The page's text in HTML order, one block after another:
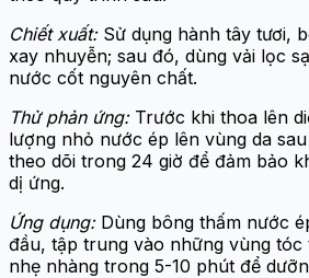
Chiết xuất: Sử dụng hành tây tươi,
xay nhuyễn; sau đó, dùng vải lọc
nước cốt nguyên chất.
Thử phản ứng: Trước khi thoa lên
lượng nhỏ nước ép lên vùng da
theo dõi trong 24 giờ để đảm bảo
dị ứng.
Ứng dụng: Dùng bông thấm nước
đầu, tập trung vào những vùng tóc
nhẹ nhàng trong 5-10 phút để